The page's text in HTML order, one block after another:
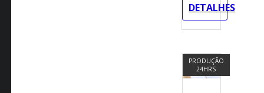
DETALHES
PRODUÇÃO
24HRS